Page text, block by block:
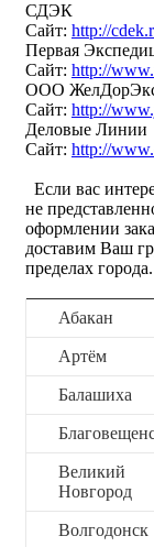
СДЭК
Сайт: http://
Первая
Сайт: http://
ООО
Сайт: http://
Деловые Линии
Сайт: http://
Если вас
не
оформлении
доставим Ваш
пределах города.
Абакан
Артём
Балашиха
Великий
Новгород
Волгодонск